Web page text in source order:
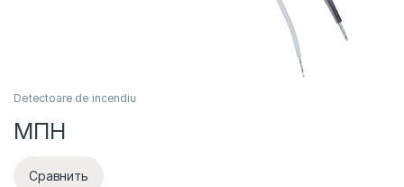
Detectoare de incendiu
МПН
Сравнить